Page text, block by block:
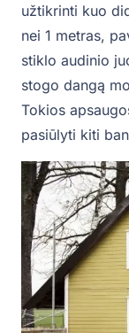
užtikrinti kuo
nei 1 metras,
stiklo audinio
stogo dangą
Tokios
pasiūlyti kiti